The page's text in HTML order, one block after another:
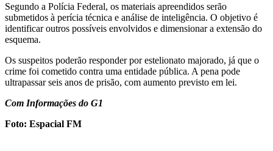
Segundo a Polícia Federal, os materiais apreendidos serão
submetidos à perícia técnica e análise de inteligência. O objetivo é
identificar outros possíveis envolvidos e dimensionar a extensão do
esquema.
Os suspeitos poderão responder por estelionato majorado, já que o
crime foi cometido contra uma entidade pública. A pena pode
ultrapassar seis anos de prisão, com aumento previsto em lei.
Com Informações do G1
Foto: Espacial FM